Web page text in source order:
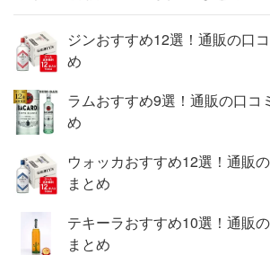
ーを使用したカクテルは、サイドカー
スモポリタンなどをはじめとして350種
ックに記載されており、さらに増え続
め、バーには必ずあるリキュールとし
ています。 本物であること、クリエイ
であることは、製法の指針でもありま
は、スイートオレンジのピール（果皮
ピールをあわせ、ユニークで繊細なフ
フレッシュさのパーフェクトなバラン
アイデアから生まれたお酒です。 コア
ンジピール、アルコール、水、砂糖と
から造られ、香料や着色料などの添加
ジンおすすめ12選！通販の口
め
ラムおすすめ9選！通販の口コ
め
ウォッカおすすめ12選！通販
まとめ
テキーラおすすめ10選！通販
まとめ